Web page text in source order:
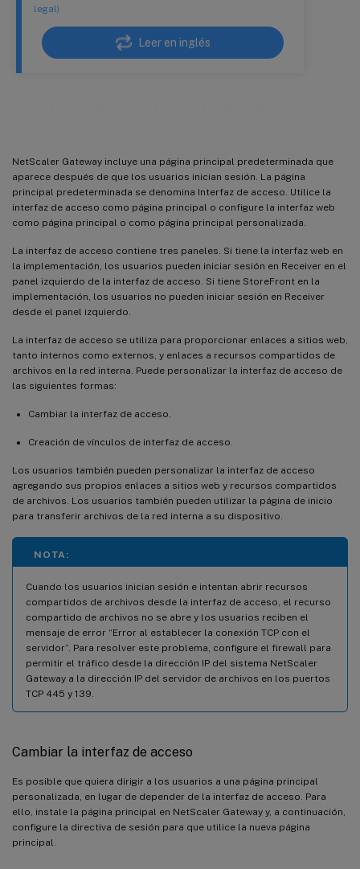
legal)
Leer en inglés
NetScaler Gateway incluye una página principal predeterminada que
aparece después de que los usuarios inician sesión. La página
principal predeterminada se denomina Interfaz de acceso. Utilice la
interfaz de acceso como página principal o configure la interfaz web
como página principal o como página principal personalizada.
La interfaz de acceso contiene tres paneles. Si tiene la interfaz web en
la implementación, los usuarios pueden iniciar sesión en Receiver en el
panel izquierdo de la interfaz de acceso. Si tiene StoreFront en la
implementación, los usuarios no pueden iniciar sesión en Receiver
desde el panel izquierdo.
La interfaz de acceso se utiliza para proporcionar enlaces a sitios web,
tanto internos como externos, y enlaces a recursos compartidos de
archivos en la red interna. Puede personalizar la interfaz de acceso de
las siguientes formas:
Cambiar la interfaz de acceso.
Creación de vínculos de interfaz de acceso.
Los usuarios también pueden personalizar la interfaz de acceso
agregando sus propios enlaces a sitios web y recursos compartidos
de archivos. Los usuarios también pueden utilizar la página de inicio
para transferir archivos de la red interna a su dispositivo.
NOTA:
Cuando los usuarios inician sesión e intentan abrir recursos
compartidos de archivos desde la interfaz de acceso, el recurso
compartido de archivos no se abre y los usuarios reciben el
mensaje de error “Error al establecer la conexión TCP con el
servidor”. Para resolver este problema, configure el firewall para
permitir el tráfico desde la dirección IP del sistema NetScaler
Gateway a la dirección IP del servidor de archivos en los puertos
TCP 445 y 139.
Cambiar la interfaz de acceso
Es posible que quiera dirigir a los usuarios a una página principal
personalizada, en lugar de depender de la interfaz de acceso. Para
ello, instale la página principal en NetScaler Gateway y, a continuación,
configure la directiva de sesión para que utilice la nueva página
principal.